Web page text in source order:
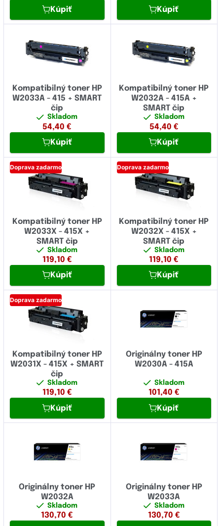
Kúpiť Kúpiť
Kompatibilný toner HP
W2033A - 415 + SMART
čip
Skladom
54,40 €
Kúpiť
Kompatibilný toner HP
W2032A - 415A +
SMART čip
Skladom
54,40 €
Kúpiť
Doprava zadarmo
Kompatibilný toner HP
W2033X - 415X +
SMART čip
Skladom
119,10 €
Kúpiť
Doprava zadarmo
Kompatibilný toner HP
W2032X - 415X +
SMART čip
Skladom
119,10 €
Kúpiť
Doprava zadarmo
Kompatibilný toner HP
W2031X - 415X + SMART
čip
Skladom
119,10 €
Kúpiť
Originálny toner HP
W2030A - 415A
Skladom
101,40 €
Kúpiť
Originálny toner HP
W2032A
Skladom
130,70 €
Originálny toner HP
W2033A
Skladom
130,70 €